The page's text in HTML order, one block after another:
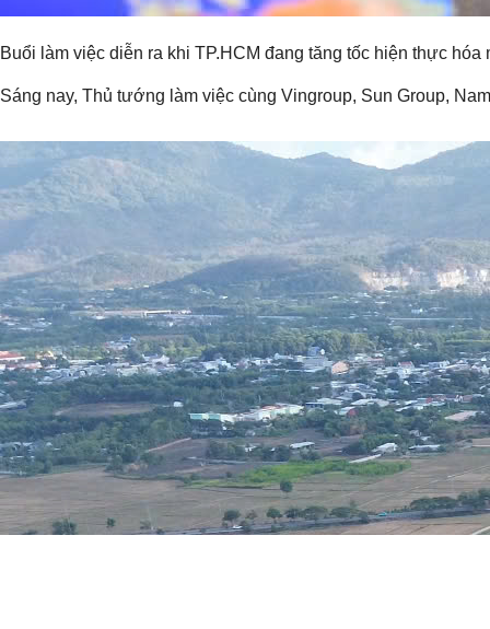
Buổi làm việc diễn ra khi TP.HCM đang tăng tốc hiện thực
Sáng nay, Thủ tướng làm việc cùng Vingroup, Sun Group,